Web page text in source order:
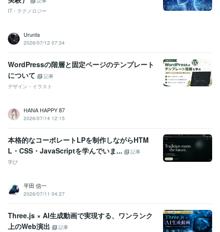
IT・テクノロジー
Urunta
2026/07/12 07:34
WordPressの階層と固定ページのテンプレート
について
記事
デザイン・イラスト
HANA HAPPY 87
2026/07/14 12:15
本格的なコーポレートLPを制作しながらHTM
L・CSS・JavaScriptを学んでいま...
記事
学び
平田 信一
2026/07/11 04:27
Three.js × AI生成動画で実現する、ワンランク
上のWeb演出
記事